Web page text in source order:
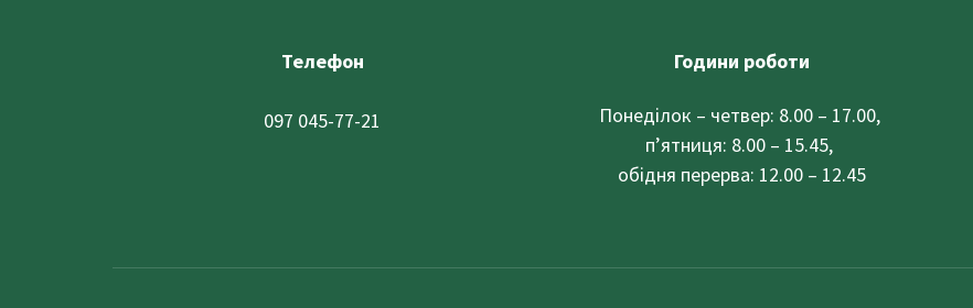
Телефон
097 045-77-21
Години роботи
Понеділок – четвер: 8.00 – 17.00,
п’ятниця: 8.00 – 15.45,
обідня перерва: 12.00 – 12.45